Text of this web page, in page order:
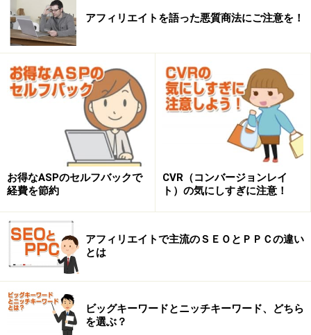
しかし、時間がたつと直接「グリーンスムージーダイエ
ット」」とそのまま検索するひとだけでなく潜在的な疑
問を検索する人が増えてきます
潜在的な検索キーワードとは？
たとえば、「グリーンスムージーダイエット」が有名に
なればなるほど、実際に挑戦している人が増えたり、テ
レビ番組でも特集されたりするようになりました。
しかし、「グリーンスムージーダイエット」を実践すれ
ば１００％の確率で、誰もが簡単に痩せられるとは考え
られません。
必ず途中で挫折する人や、失敗する人も出てきます。そ
の時に検索ユーザーは潜在的な疑問を言葉にして検索エ
アフィリエイトを語った悪質商法にご注意を！
お得なASPのセルフバックで
経費を節約
CVR（コンバージョンレイ
ト）の気にしすぎに注意！
アフィリエイトで主流のＳＥＯとＰＰＣの違い
とは
ビッグキーワードとニッチキーワード、どちら
を選ぶ？